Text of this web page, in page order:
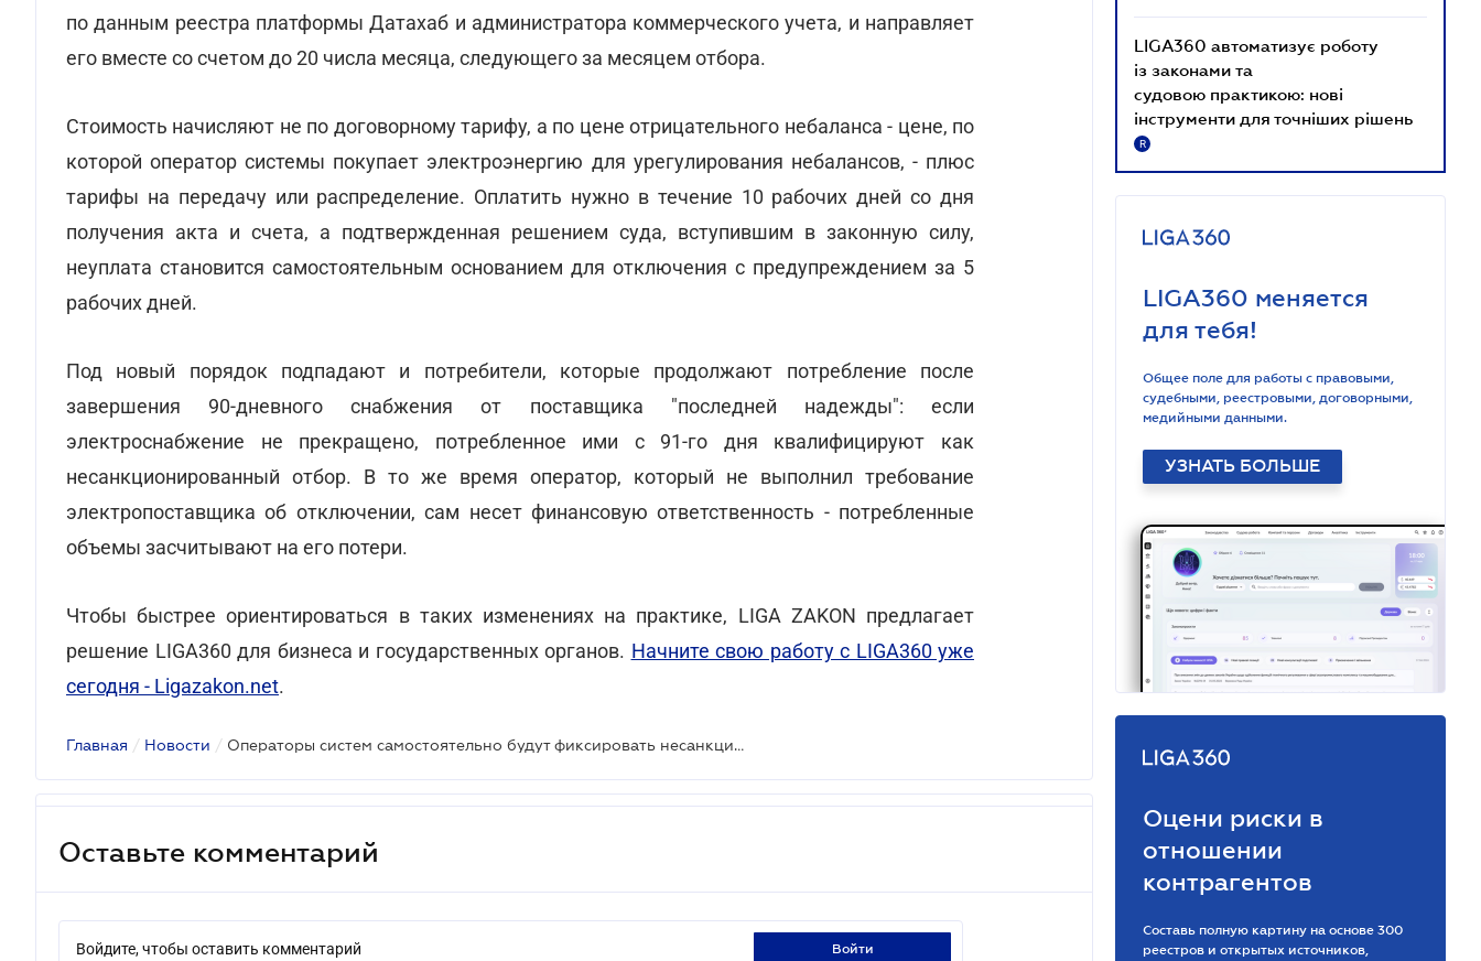
по данным реестра платформы Датахаб и администратора коммерческого учета, и направляет
его вместе со счетом до 20 числа месяца, следующего за месяцем отбора.
Стоимость начисляют не по договорному тарифу, а по цене отрицательного небаланса - цене, по
которой оператор системы покупает электроэнергию для урегулирования небалансов, - плюс
тарифы на передачу или распределение. Оплатить нужно в течение 10 рабочих дней со дня
получения акта и счета, а подтвержденная решением суда, вступившим в законную силу,
неуплата становится самостоятельным основанием для отключения с предупреждением за 5
рабочих дней.
Под новый порядок подпадают и потребители, которые продолжают потребление после
завершения 90-дневного снабжения от поставщика "последней надежды": если
электроснабжение не прекращено, потребленное ими с 91-го дня квалифицируют как
несанкционированный отбор. В то же время оператор, который не выполнил требование
электропоставщика об отключении, сам несет финансовую ответственность - потребленные
объемы засчитывают на его потери.
Чтобы быстрее ориентироваться в таких изменениях на практике, LIGA ZAKON предлагает
решение LIGA360 для бизнеса и государственных органов. Начните свою работу с LIGA360 уже
сегодня - Ligazakon.net.
Главная / Новости / Операторы систем самостоятельно будут фиксировать несанкционированный отбор электроэнергии
Оставьте комментарий
Войдите, чтобы оставить комментарий войти
LIGA360 автоматизує роботу
із законами та
судовою практикою: нові
інструменти для точніших рішень
R
LIGA360 меняется
для тебя!
Общее поле для работы с правовыми,
судебными, реестровыми, договорными,
медийными данными.
УЗНАТЬ БОЛЬШЕ
Оцени риски в
отношении
контрагентов
Составь полную картину на основе 300
реестров и открытых источников,